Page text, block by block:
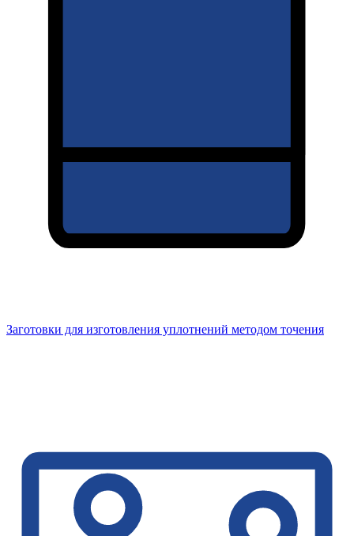
Заготовки для изготовления уплотнений методом точения